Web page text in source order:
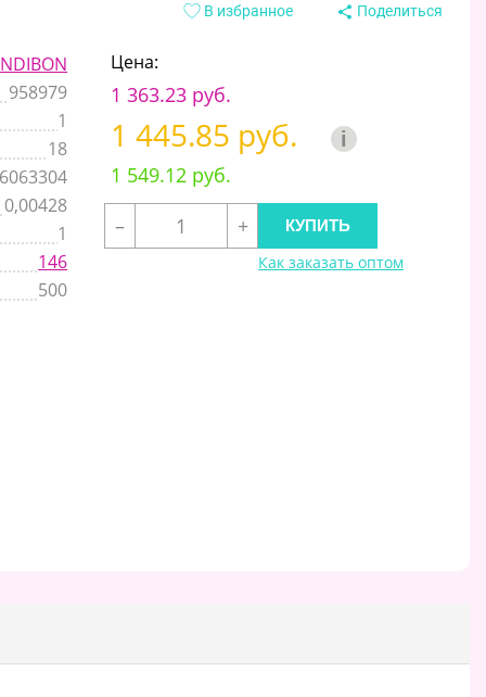
В избранное Поделиться
958979
1
18
0,00428
1
146
500
Цена:
1 363.23 руб.
1 445.85 руб. i
1 549.12 руб.
–
+
Как заказать оптом